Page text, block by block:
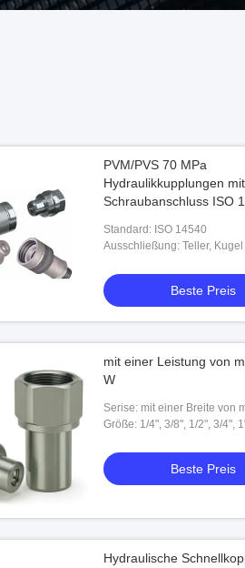
PVM/PVS 70 MPa
Hydraulikkupplungen mit
Schraubanschluss ISO
Kupplungen
Standard: ISO 14540
Ausschließung: Teller, Kugel
Beste Preis
mit einer Leistung von
W
Serise: mit einer Breite von
mm,
Größe: 1/4", 3/8", 1/2", 3/4",
Beste Preis
Hydraulische